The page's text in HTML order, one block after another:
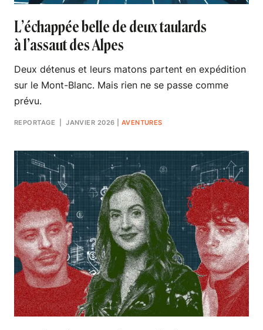
L’échappée belle de deux taulards
à l’assaut des Alpes
Deux détenus et leurs matons partent en expédition
sur le Mont-Blanc. Mais rien ne se passe comme
prévu.
REPORTAGE | JANVIER 2026 AVENTURES